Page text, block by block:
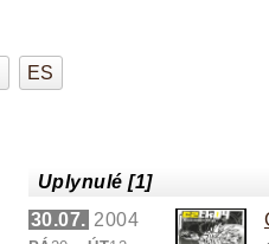
ES
Uplynulé [1]
30.07. 2004